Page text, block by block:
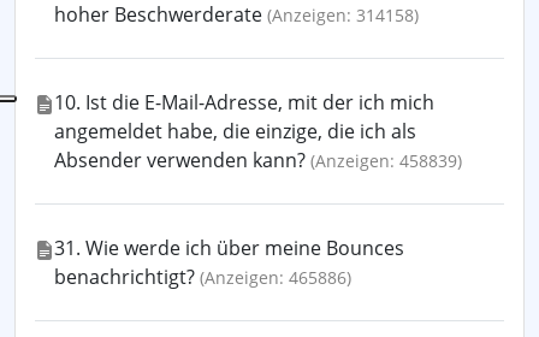
hoher Beschwerderate (Anzeigen: 314158)
10. Ist die E-Mail-Adresse, mit der ich mich
angemeldet habe, die einzige, die ich als
Absender verwenden kann? (Anzeigen: 458839)
31. Wie werde ich über meine Bounces
benachrichtigt? (Anzeigen: 465886)